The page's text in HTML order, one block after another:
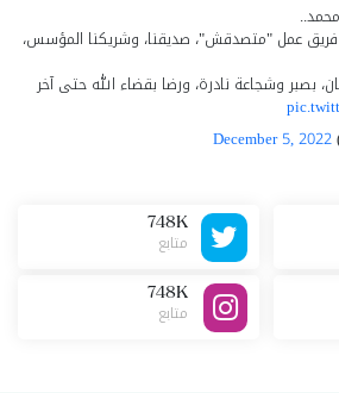
فريق عمل "متصدقش"، صديقنا، وشريكنا المؤسس،
بصبر وشجاعة نادرة، ورضا بقضاء الله حتى آخر
December 5, 2022
748K
متابع
748K
متابع